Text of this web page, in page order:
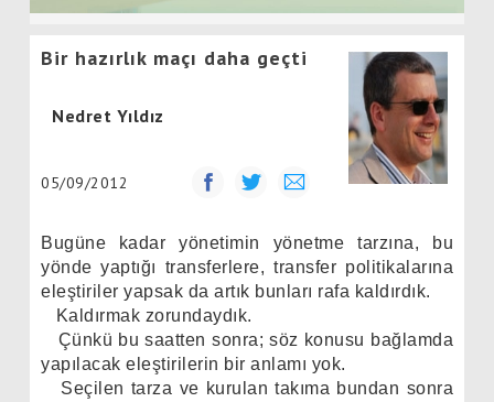
Bir hazırlık maçı daha geçti
Nedret Yıldız
05/09/2012
Bugüne kadar yönetimin yönetme tarzına, bu
yönde yaptığı transferlere, transfer politikalarına
eleştiriler yapsak da artık bunları rafa kaldırdık.
Kaldırmak zorundaydık.
Çünkü bu saatten sonra; söz konusu bağlamda
yapılacak eleştirilerin bir anlamı yok.
Seçilen tarza ve kurulan takıma bundan sonra